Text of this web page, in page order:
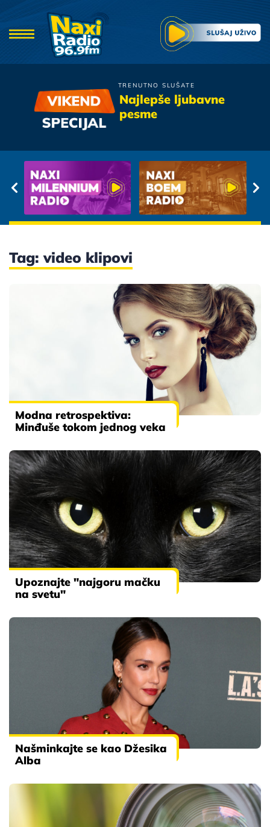
TRENUTNO SLUŠATE
Najlepše ljubavne
pesme
Tony Cetinski
Kad Zena Zavoli
Tag: video klipovi
Modna retrospektiva:
Minđuše tokom jednog veka
Upoznajte "najgoru mačku
na svetu"
Našminkajte se kao Džesika
Alba